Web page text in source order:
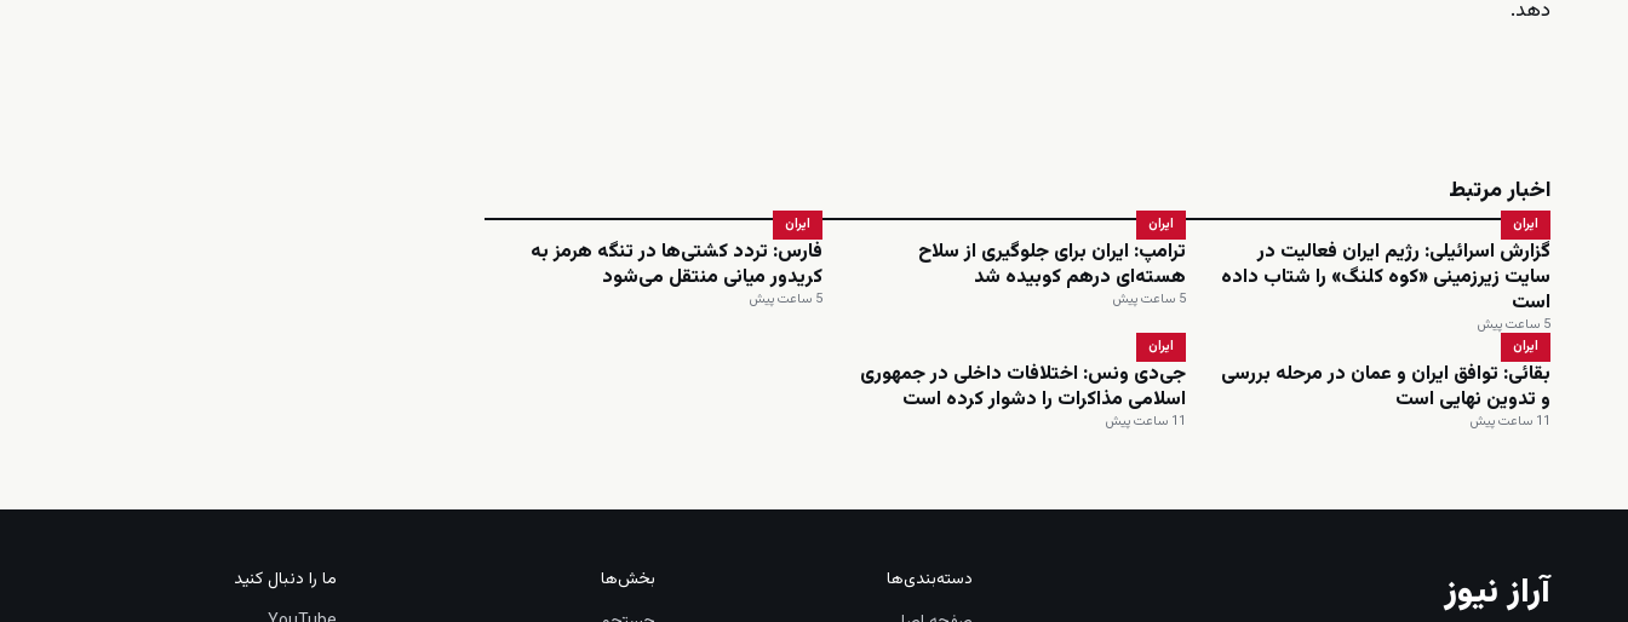
دهد.
اخبار مرتبط
ایران
گزارش اسرائیلی: رژیم ایران فعالیت در
سایت زیرزمینی «کوه کلنگ» را شتاب داده
است
5 ساعت پیش
ایران
ترامپ: ایران برای جلوگیری از سلاح
هسته‌ای درهم کوبیده شد
5 ساعت پیش
ایران
فارس: تردد کشتی‌ها در تنگه هرمز به
کریدور میانی منتقل می‌شود
5 ساعت پیش
ایران
بقائی: توافق ایران و عمان در مرحله بررسی
و تدوین نهایی است
11 ساعت پیش
ایران
جی‌دی ونس: اختلافات داخلی در جمهوری
اسلامی مذاکرات را دشوار کرده است
11 ساعت پیش
آراز نیوز
دسته‌بندی‌ها
بخش‌ها
ما را دنبال کنید